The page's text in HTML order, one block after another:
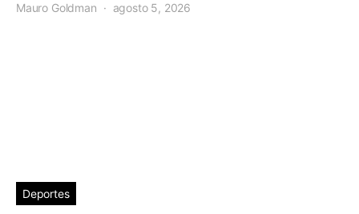
Mauro Goldman agosto 5, 2026
Deportes